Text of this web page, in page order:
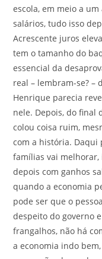
escola, em meio a
salários, tudo isso
Acrescente juros
tem o tamanho do
essencial da
real – lembram-se? –
Henrique parecia
nele. Depois, do final
colou coisa ruim,
com a história. Daqui
famílias vai
depois com ganhos
quando a economia
pode ser que o
despeito do governo
frangalhos, não há
a economia indo